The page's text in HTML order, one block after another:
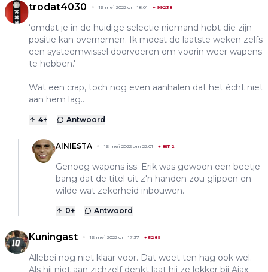
trodat4030 16 mei 2022 om 18:01 + 99238
‘omdat je in de huidige selectie niemand hebt die zijn
positie kan overnemen. Ik moest de laatste weken zelfs
een systeemwissel doorvoeren om voorin weer wapens
te hebben.'
Wat een crap, toch nog even aanhalen dat het écht niet
aan hem lag..
4+ Antwoord
AINIESTA 16 mei 2022 om 22:01 + 85112
Genoeg wapens iss. Erik was gewoon een beetje
bang dat de titel uit z'n handen zou glippen en
wilde wat zekerheid inbouwen.
0+ Antwoord
Kuningast 16 mei 2022 om 17:37 + 5289
Allebei nog niet klaar voor. Dat weet ten hag ook wel.
Als hij niet aan zichzelf denkt laat hij ze lekker bij Ajax.